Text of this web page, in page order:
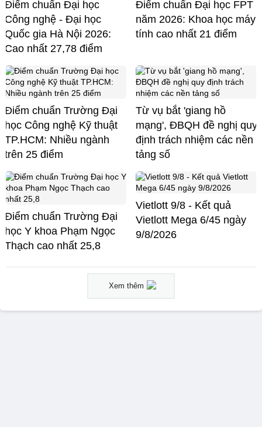
Điểm chuẩn Đại học
Công nghệ - Đại học
Quốc gia Hà Nội 2026:
Cao nhất 27,78 điểm
Điểm chuẩn Đại học FPT
năm 2026: Khoa học máy
tính cao nhất 21 điểm
Điểm chuẩn Trường Đại
học Công nghệ Kỹ thuật
TP.HCM: Nhiều ngành
trên 25 điểm
Từ vụ bắt 'giang hồ
mạng', ĐBQH đề nghị quy
định trách nhiệm các nền
tảng số
Điểm chuẩn Trường Đại
học Y khoa Phạm Ngọc
Thạch cao nhất 25,8
Vietlott 9/8 - Kết quả
Vietlott Mega 6/45 ngày
9/8/2026
Xem thêm